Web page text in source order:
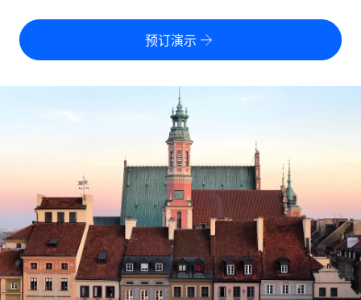
零实体成本实现全球扩张
PEO
外包复杂雇佣任务
基础设施
Remote Embedded
美国各州浏览器
初创企业
为成长型企业量身打造的全球敏捷型人力资源与薪资解决方案
中型市场
通过定制化人力资源解决方案扩展团队
工具与计算器
误分类风险计算工具
计算任何国家的员工总成本
合同工薪酬结算计算器
探索全球合同工的结算货币选项与结算速度
通过 REMOTE 学习
研究与指引
案例研究
定价
中文（简体）
Français
Deutsch
Español
登录
预订演示